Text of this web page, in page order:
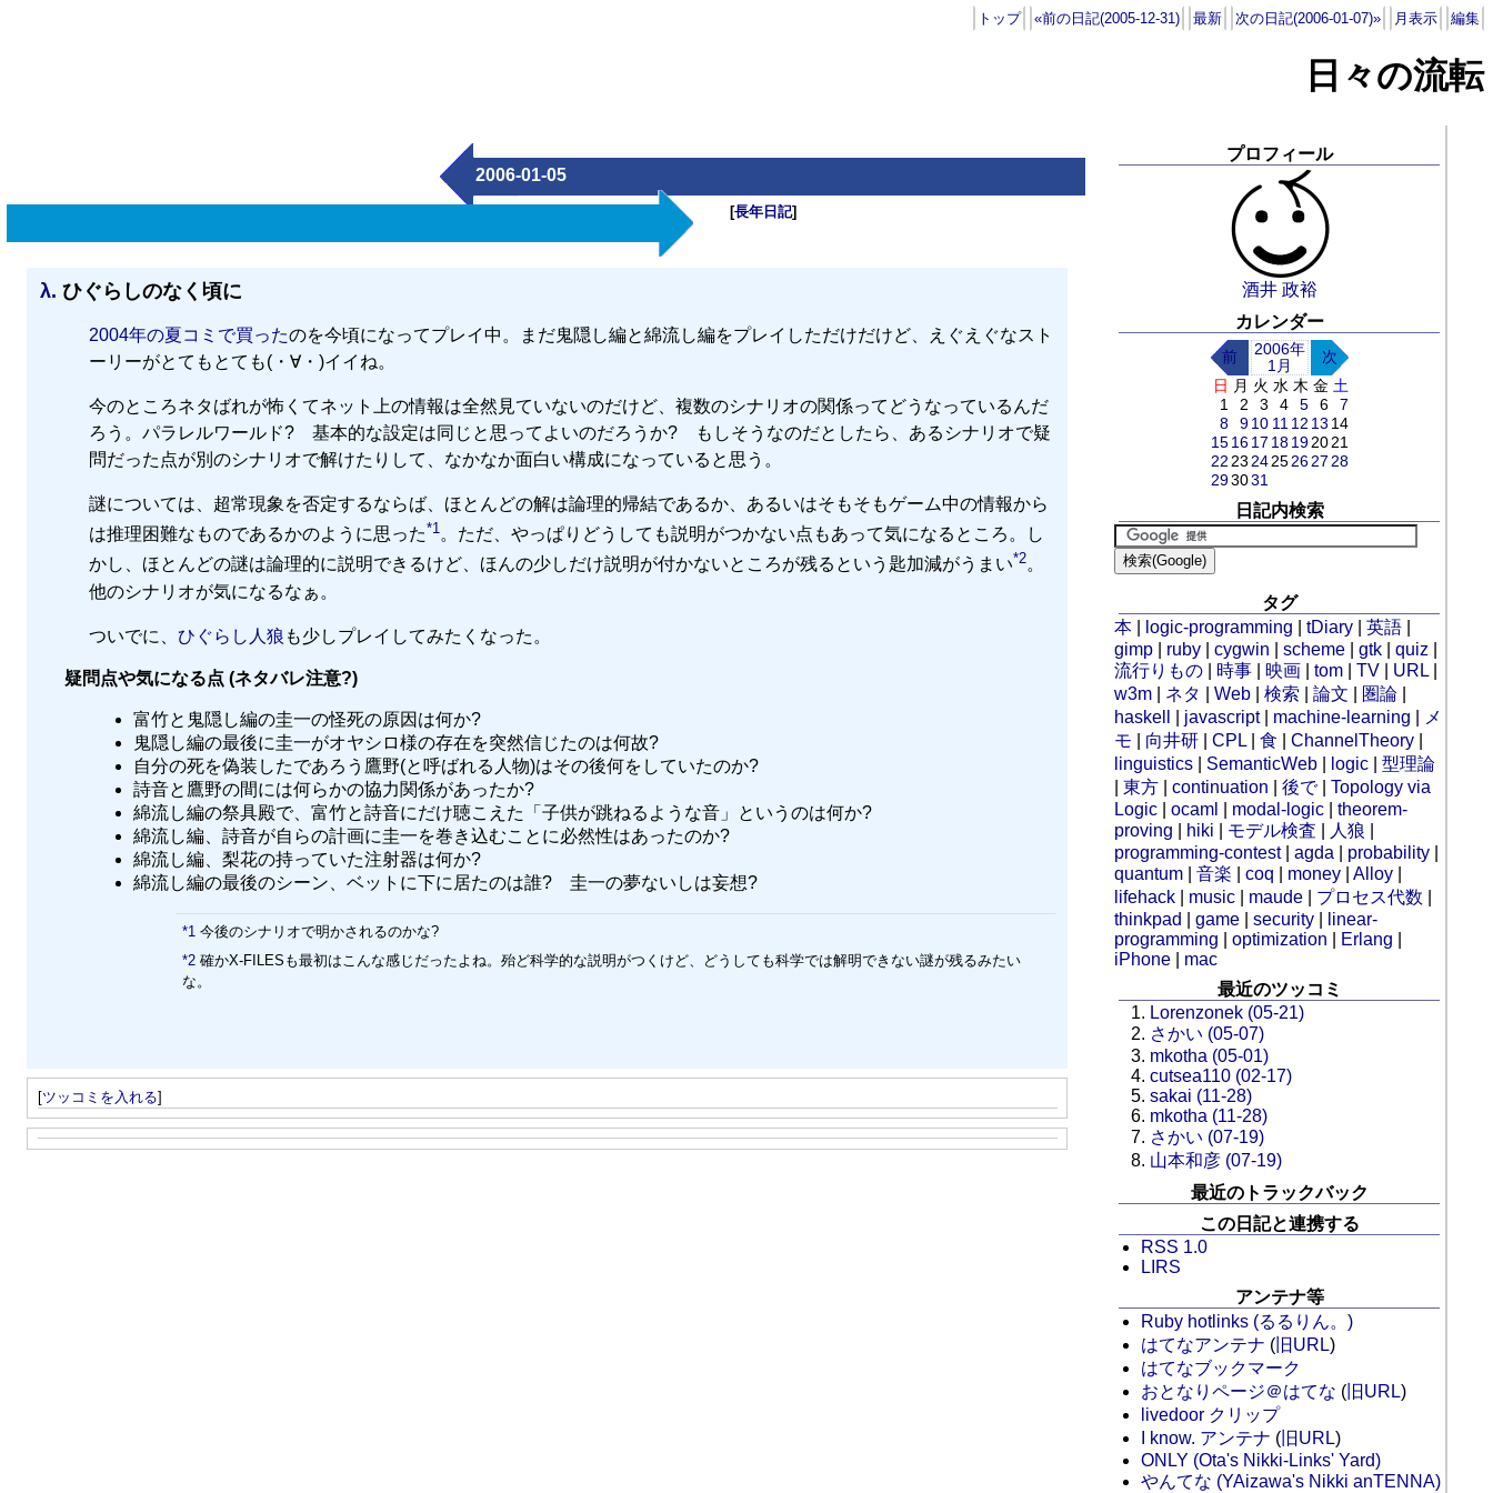
トップ «前の日記(2005-12-31) 最新 次の日記(2006-01-07)» 月表示 編集
日々の流転
2006-01-05
[長年日記]
λ. ひぐらしのなく頃に
2004年の夏コミで買ったのを今頃になってプレイ中。まだ鬼隠し編と綿流し編をプレイしただけだけど、えぐえぐなスト
ーリーがとてもとても(・∀・)イイね。
今のところネタばれが怖くてネット上の情報は全然見ていないのだけど、複数のシナリオの関係ってどうなっているんだ
ろう。パラレルワールド? 基本的な設定は同じと思ってよいのだろうか? もしそうなのだとしたら、あるシナリオで疑
問だった点が別のシナリオで解けたりして、なかなか面白い構成になっていると思う。
謎については、超常現象を否定するならば、ほとんどの解は論理的帰結であるか、あるいはそもそもゲーム中の情報から
は推理困難なものであるかのように思った*1。ただ、やっぱりどうしても説明がつかない点もあって気になるところ。し
かし、ほとんどの謎は論理的に説明できるけど、ほんの少しだけ説明が付かないところが残るという匙加減がうまい*2。
他のシナリオが気になるなぁ。
ついでに、 ひぐらし人狼 も少しプレイしてみたくなった。
疑問点や気になる点 (ネタバレ注意?)
富竹と鬼隠し編の圭一の怪死の原因は何か?
鬼隠し編の最後に圭一がオヤシロ様の存在を突然信じたのは何故?
自分の死を偽装したであろう鷹野(と呼ばれる人物)はその後何をしていたのか?
詩音と鷹野の間には何らかの協力関係があったか?
綿流し編の祭具殿で、富竹と詩音にだけ聴こえた「子供が跳ねるような音」というのは何か?
綿流し編、詩音が自らの計画に圭一を巻き込むことに必然性はあったのか?
綿流し編、梨花の持っていた注射器は何か?
綿流し編の最後のシーン、ベットに下に居たのは誰? 圭一の夢ないしは妄想?
*1 今後のシナリオで明かされるのかな?
*2 確かX-FILESも最初はこんな感じだったよね。殆ど科学的な説明がつくけど、どうしても科学では解明できない謎が残るみたい
な。
[ツッコミを入れる]
プロフィール
酒井 政裕
カレンダー
前
2006年
1月
次
日 月 火 水 木 金 土
1
2 3 4 5 6
7
8
9 10 11 12 13 14
15 16 17 18 19 20 21
22 23 24 25 26 27 28
293031
日記内検索
タグ
本
logic-programming |tDiary |英語
gimp
ruby |cygwin |scheme |gtk |quiz
流行りもの
時事 映画 |tom |TV URL
w3m
ネタ |Web |検索 |論文 圏論
haskell
javascript| machine-learning
メ
モ
向井研 |CPL |食 |ChannelTheory
linguistics
SemanticWeb logic |型理論
|東方 |continuation |後で|Topology via
Logic |ocaml modal-logic |theorem-
proving
hiki モデル検査 人狼
programming-contest|agda probability
quantum |音楽 |coq money |Alloy
lifehack
music maude プロセス代数
thinkpad
|game |security
linear-
programming |optimization Erlang
iPhone
mac
最近のツッコミ
Lorenzonek (05-21)
さかい (05-07)
mkotha (05-01)
cutsea110 (02-17)
sakai (11-28)
mkotha (11-28)
さかい (07-19)
山本和彦 (07-19)
最近のトラックバック
この日記と連携する
RSS 1.0
LIRS
アンテナ等
Ruby hotlinks (るるりん。)
はてなアンテナ ( 旧URL)
はてなブックマーク
おとなりページ＠はてな ( 旧URL)
livedoor クリップ
I know. アンテナ ( 旧URL)
ONLY (Ota's Nikki-Links' Yard)
やんてな (YAizawa's Nikki anTENNA)